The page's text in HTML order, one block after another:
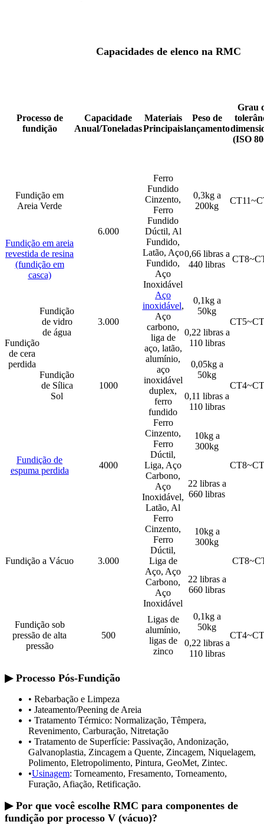
Capacidades de elenco na RMC
Processo de
fundição
Capacidade
Anual/Toneladas
Materiais
Principais
Peso de
lançamento
Grau
(ISO
Fundição em
Areia Verde
6.000
Ferro
Fundido
Cinzento,
Ferro
Fundido
Dúctil, Al
Fundido,
Latão, Aço
Fundido,
Aço
Inoxidável
0,3kg a
200kg
Fundição em areia
revestida de resina
(fundição em
casca)
0,66 libras a
440 libras
Fundição
de cera
perdida
Fundição
de vidro
de água
3.000
Aço
inoxidável,
Aço
carbono,
liga de
aço, latão,
alumínio,
aço
inoxidável
duplex,
ferro
fundido
0,1kg a
50kg
0,22 libras a
110 libras
Fundição
de Sílica
Sol
1000
0,05kg a
50kg
0,11 libras a
110 libras
Fundição de
espuma perdida
4000
Ferro
Cinzento,
Ferro
Dúctil,
Liga, Aço
Carbono,
Aço
Inoxidável,
Latão, Al
10kg a
300kg
22 libras a
660 libras
Fundição a Vácuo 3.000
Ferro
Cinzento,
Ferro
Dúctil,
Liga de
Aço, Aço
Carbono,
Aço
Inoxidável
10kg a
300kg
22 libras a
660 libras
Fundição sob
pressão de alta
pressão
500
Ligas de
alumínio,
ligas de
zinco
0,1kg a
50kg
0,22 libras a
110 libras
▶ Processo Pós-Fundição
• Rebarbação e Limpeza
• Jateamento/Peening de Areia
• Tratamento Térmico: Normalização, Têmpera,
Revenimento, Carburação, Nitretação
• Tratamento de Superfície: Passivação, Andonização,
Galvanoplastia, Zincagem a Quente, Zincagem, Niquelagem,
Polimento, Eletropolimento, Pintura, GeoMet, Zintec.
•Usinagem: Torneamento, Fresamento, Torneamento,
Furação, Afiação, Retificação.
▶ Por que você escolhe RMC para componentes de
fundição por processo V (vácuo)?